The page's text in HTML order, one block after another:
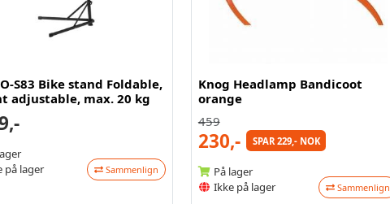
S83 Bike stand Foldable,
adjustable, max. 20 kg
på lager
Sammenlign
Knog Headlamp Bandicoot
orange
459
230,- SPAR 229,- NOK
På lager
Ikke på lager
Sammenlign